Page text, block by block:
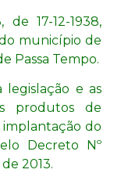
17-12-1938,
município de
Passa Tempo.
e as
produtos de
do
Decreto Nº
2013.